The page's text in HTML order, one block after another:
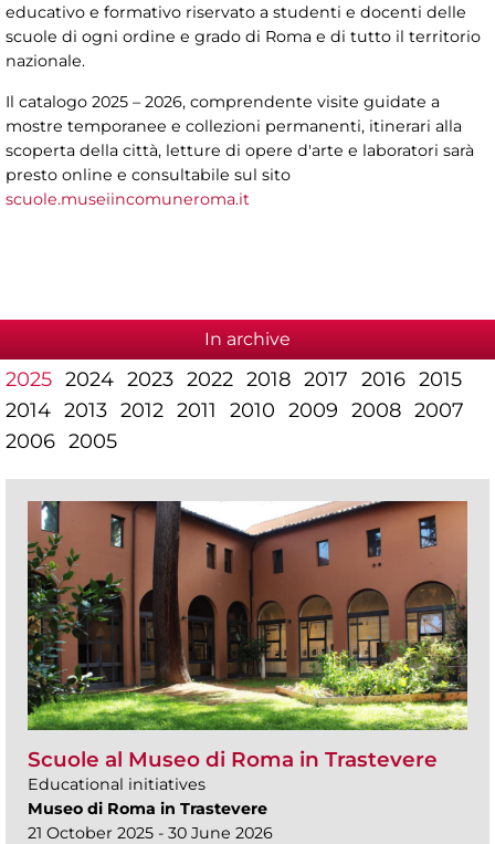
educativo e formativo riservato a studenti e docenti delle
scuole di ogni ordine e grado di Roma e di tutto il territorio
nazionale.
Il catalogo 2025 – 2026, comprendente visite guidate a
mostre temporanee e collezioni permanenti, itinerari alla
scoperta della città, letture di opere d'arte e laboratori sarà
presto online e consultabile sul sito
scuole.museiincomuneroma.it
In archive
2025 2024 2023 2022 2018 2017 2016 2015
2014 2013 2012 2011 2010 2009 2008 2007
2006 2005
Scuole al Museo di Roma in Trastevere
Educational initiatives
Museo di Roma in Trastevere
21 October 2025 - 30 June 2026